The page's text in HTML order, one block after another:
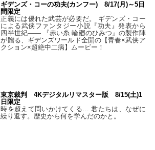
ギデンズ・コーの功夫(カンフー) 8/17(月)～5日
間限定
正義には優れた武芸が必要だ。 ギデンズ・コー
による武侠ファンタジー小説『功夫』発表から
四半世紀―― 『赤い糸 輪廻のひみつ』の製作陣
が贈る、ギデンズワールド全開の【青春×武侠ア
クション×超絶中二病】ムービー！
東京裁判 4Kデジタルリマスター版 8/15(土)1
日限定
時を超えて問いかけてくる… 君たちは、なぜに
繰り返す。歴史から何を学んだのかと。